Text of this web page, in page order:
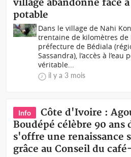
village abandonné face
potable
Dans le village de Nahi
trentaine de kilomètres de
préfecture de Bédiala
Sassandra), l’accès à
véritable...
il y a 3 mois
Info
Côte d'Ivoire :
Boudépé célèbre 90
s'offre une renaissance
grâce au Conseil du